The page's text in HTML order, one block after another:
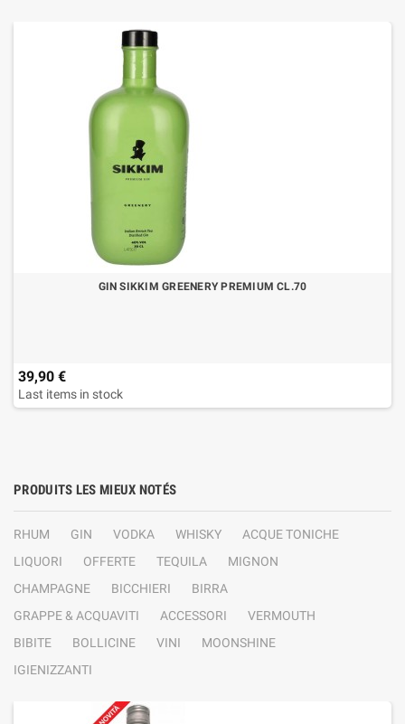
GIN SIKKIM GREENERY PREMIUM CL.70
39,90 €
Last items in stock
PRODUITS LES MIEUX NOTÉS
RHUM GIN VODKA WHISKY
ACQUE TONICHE
LIQUORI
OFFERTE TEQUILA
MIGNON
CHAMPAGNE
BICCHIERI
BIRRA
GRAPPE & ACQUAVITI
ACCESSORI
VERMOUTH
BIBITE
BOLLICINE VINI
MOONSHINE
IGIENIZZANTI